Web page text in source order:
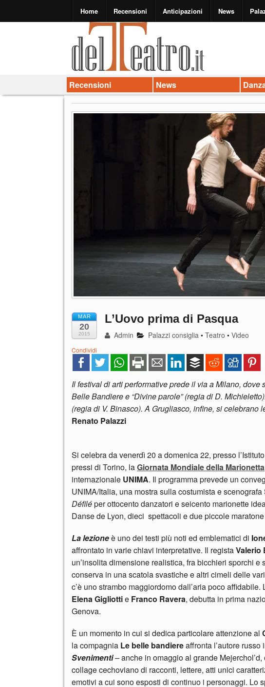
Home Recensioni Anticipazioni News
Recensioni News
MAR
20
2015
L’Uovo prima di Pasqua
Admin Palazzi consiglia •Teatro •Video
Condividi
Il festival di arti performative prede il via a Milano, dove
Belle Bandiere e “Divine parole” (regia di D.
(regia di V. Binasco). A Grugliasco, infine, si celebrano
Renato Palazzi
Si celebra da venerdì 20 a domenica 22, presso
pressi di Torino, laGiornata Mondiale della Marionetta
internazionale UNIMA. Il programma prevede un
UNIMA/Italia, una mostra sulla costumista e
Défiléper ottocento danzatori e seicento marionette
Danse de Lyon, dieci spettacoli e due piccole
La lezioneè uno dei testi più noti ed emblematici di
affrontato in varie chiavi interpretative. Il registaValerio
un’insolita dimensione realistica, fra bicchieri sporchi
conserva in una scatola svastiche e altri cimeli delle
c’è uno strambo maggiordomo dall’aria poco affidabile.
Elena Gigliottie Franco Ravera, debutta in prima
Genova.
È un momento in cui si dedica particolare attenzione al
la compagnia Le belle bandiereaffronta l’autore
Svenimenti–anche in omaggio al grande
collage cechoviano di racconti, lettere, atti unici
emotivi a cui sono esposti di continuo i personaggi. Lo